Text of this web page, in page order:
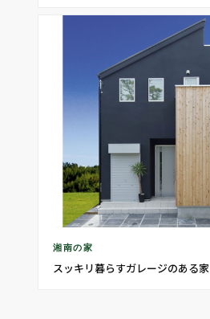
湘南の家
スッキリ暮らすガレージのある家